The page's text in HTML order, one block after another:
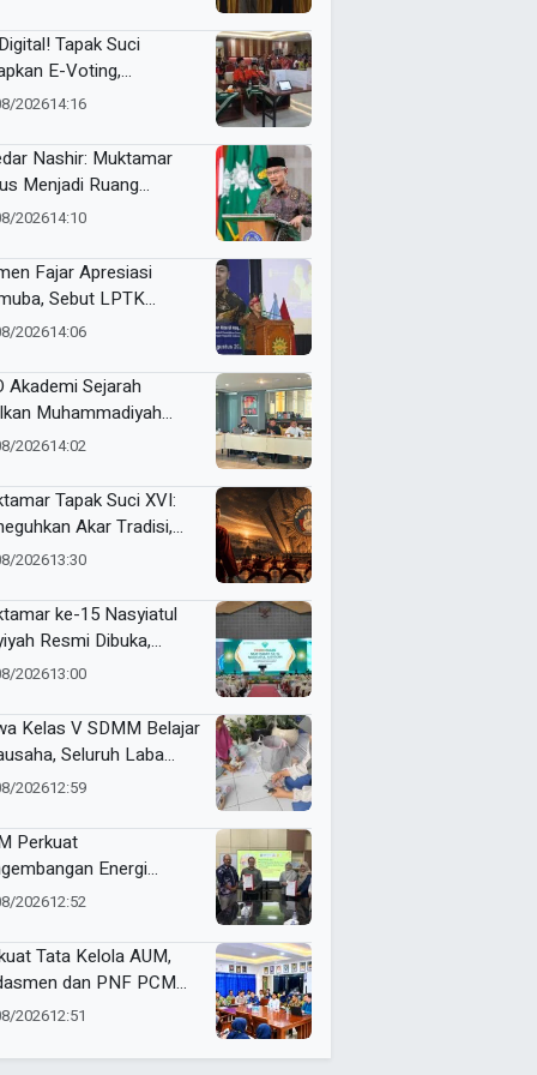
Dracin”
Tapak Suci
E-Voting,
Formatur
202614:16
Nashir: Muktamar
Menjadi Ruang
Bukan
202614:10
Fajar Apresiasi
Sebut LPTK
Kemajuan
202614:06
Akademi Sejarah
Muhammadiyah
di PTMA
202614:02
Tapak Suci XVI:
Akar Tradisi,
Masa Depan
202613:30
ke-15 Nasyiatul
Resmi Dibuka,
Komitmen
202613:00
Kelas V SDMM Belajar
Seluruh Laba
for Charity
202612:59
Perkuat
Energi
Lewat Varietas
202612:52
Tata Kelola AUM,
dan PNF PCM
Tandatangani
202612:51